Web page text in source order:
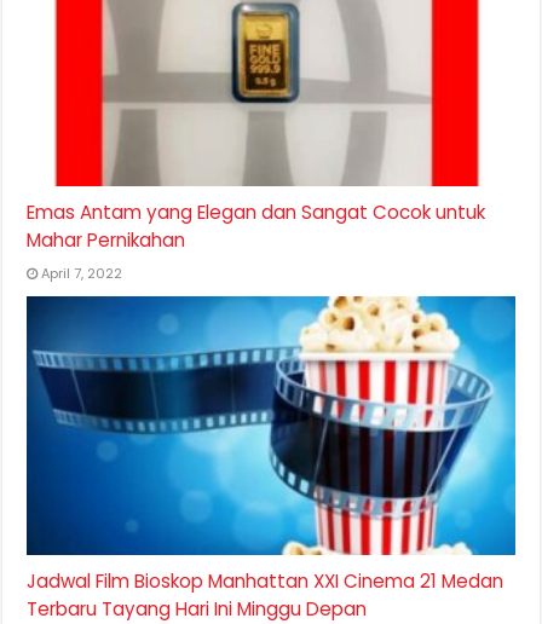
Emas Antam yang Elegan dan Sangat Cocok untuk
Mahar Pernikahan
April 7, 2022
Jadwal Film Bioskop Manhattan XXI Cinema 21 Medan
Terbaru Tayang Hari Ini Minggu Depan